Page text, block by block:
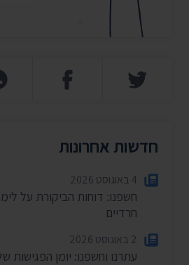
חדשות אחרונות
4 באוגוסט 2026
חשפנו: דוחות הביקורת על
חרדיים
2 באוגוסט 2026
עתרנו וחשפנו: יומן הפגישות